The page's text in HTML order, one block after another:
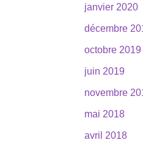
janvier 2020
décembre
octobre 2019
juin 2019
novembre
mai 2018
avril 2018